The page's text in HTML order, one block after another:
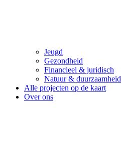
Jeugd
Gezondheid
Financieel & juridisch
Natuur & duurzaamheid
Alle projecten op de kaart
Over ons